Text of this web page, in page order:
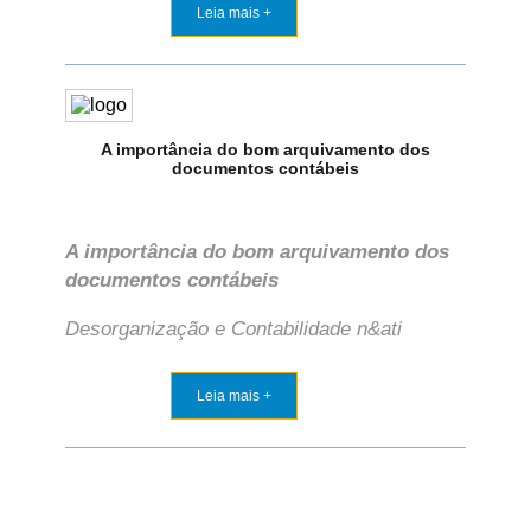
Leia mais +
A importância do bom arquivamento dos
documentos contábeis
A importância do bom arquivamento dos
documentos contábeis
Desorganização e Contabilidade n&ati
Leia mais +